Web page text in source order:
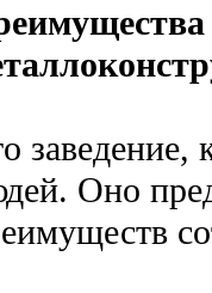
заведение,
Оно